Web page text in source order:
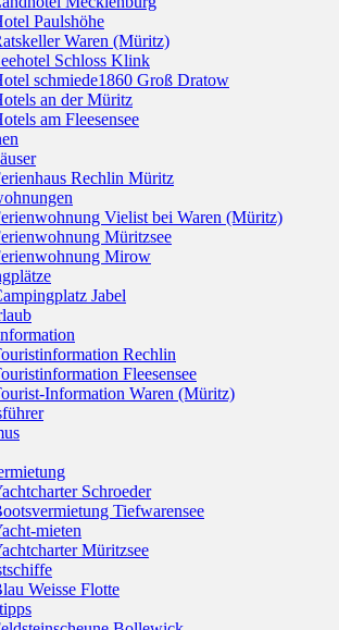
Paulshöhe
Waren (Müritz)
Schloss Klink
schmiede1860 Groß Dratow
an der Müritz
am Fleesensee
Rechlin Müritz
Vielist bei Waren (Müritz)
Müritzsee
Mirow
Jabel
Rechlin
Fleesensee
Information Waren (Müritz)
Schroeder
Tiefwarensee
mieten
Müritzsee
Weisse Flotte